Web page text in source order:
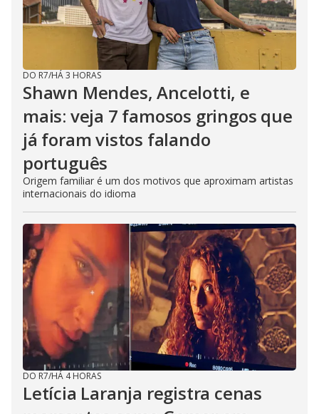
DO R7/HÁ 3 HORAS
Shawn Mendes, Ancelotti, e
mais: veja 7 famosos gringos que
já foram vistos falando
português
Origem familiar é um dos motivos que aproximam artistas
internacionais do idioma
DO R7/HÁ 4 HORAS
Letícia Laranja registra cenas